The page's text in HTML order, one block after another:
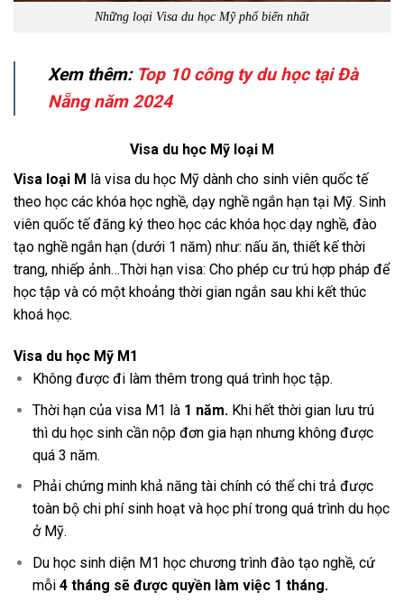
Những loại Visa du học Mỹ phổ biến nhất
Xem thêm: Top 10 công ty du học tại Đà
Nẵng năm 2024
Visa du học Mỹ loại M
Visa loại M là visa du học Mỹ dành cho sinh viên quốc tế
theo học các khóa học nghề, dạy nghề ngắn hạn tại Mỹ. Sinh
viên quốc tế đăng ký theo học các khóa học dạy nghề, đào
tạo nghề ngắn hạn (dưới 1 năm) như: nấu ăn, thiết kế thời
trang, nhiếp ảnh…Thời hạn visa: Cho phép cư trú hợp pháp để
học tập và có một khoảng thời gian ngắn sau khi kết thúc
khoá học.
Visa du học Mỹ M1
Không được đi làm thêm trong quá trình học tập.
Thời hạn của visa M1 là 1 năm. Khi hết thời gian lưu trú
thì du học sinh cần nộp đơn gia hạn nhưng không được
quá 3 năm.
Phải chứng minh khả năng tài chính có thể chi trả được
toàn bộ chi phí sinh hoạt và học phí trong quá trình du học
ở Mỹ.
Du học sinh diện M1 học chương trình đào tạo nghề, cứ
mỗi 4 tháng sẽ được quyền làm việc 1 tháng.